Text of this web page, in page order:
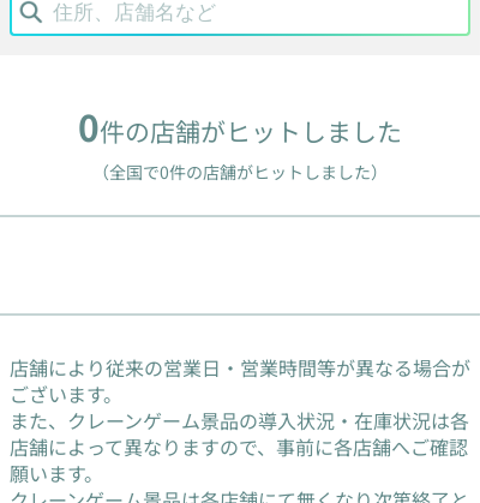
0件の店舗がヒットしました
（全国で0件の店舗がヒットしました）
店舗により従来の営業日・営業時間等が異なる場合が
ございます。
また、クレーンゲーム景品の導入状況・在庫状況は各
店舗によって異なりますので、事前に各店舗へご確認
願います。